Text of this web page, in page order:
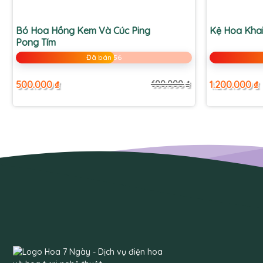
Bó Hoa Hồng Kem Và Cúc Ping
Pong Tím
Đã bán 56
600.000₫Giá
là:
500.000₫ Giá
tại
Kệ Hoa
1.200.000₫